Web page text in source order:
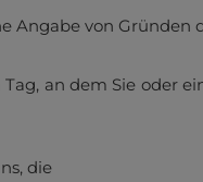
Angabe von Gründen
an dem Sie oder
die